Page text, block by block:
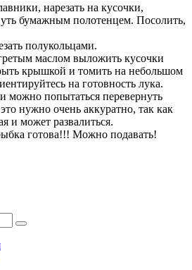
нарезать на кусочки,
бумажным полотенцем. Посолить,
полукольцами.
маслом выложить кусочки
крышкой и томить на небольшом
на готовность лука.
можно попытаться перевернуть
нужно очень аккуратно, так как
и может развалиться.
готова!!! Можно подавать!